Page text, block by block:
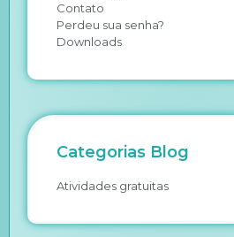
Contato
Perdeu sua senha?
Downloads
Categorias Blog
Atividades gratuitas